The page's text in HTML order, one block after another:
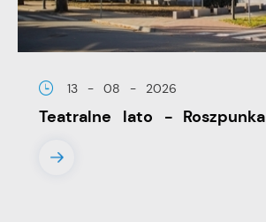
13 - 08 - 2026
Teatralne lato - Roszpunka